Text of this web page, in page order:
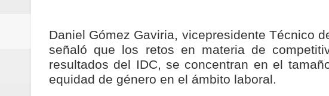
acciones que impactan a más de 20.000
ReGioNetNoticias- MEDELLIN / En Medellín
Daniel Gómez Gaviria, vicepresidente Técnico
señaló que los retos en materia de
resultados del IDC, se concentran en el
equidad de género en el ámbito laboral.